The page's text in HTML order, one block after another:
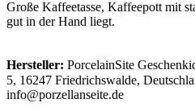
Große Kaffeetasse, Kaffeepott mit
gut in der Hand liegt.
Hersteller: PorcelainSite
5, 16247 Friedrichswalde,
info@porzellanseite.de